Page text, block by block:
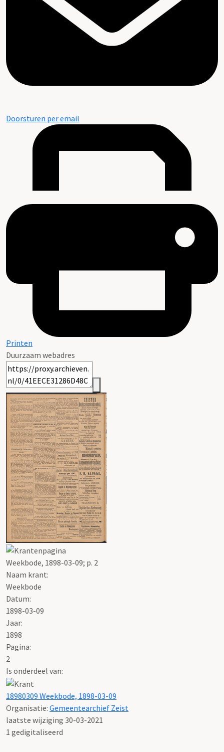
Doorsturen per email
Printen
Duurzaam webadres
Weekbode, 1898-03-09; p. 2
Naam krant:
Weekbode
Datum:
1898-03-09
Jaar:
1898
Pagina:
2
Is onderdeel van:
18980309 Weekbode, 1898-03-09
Organisatie: Gemeentearchief Zeist
laatste wijziging 30-03-2021
1 gedigitaliseerd